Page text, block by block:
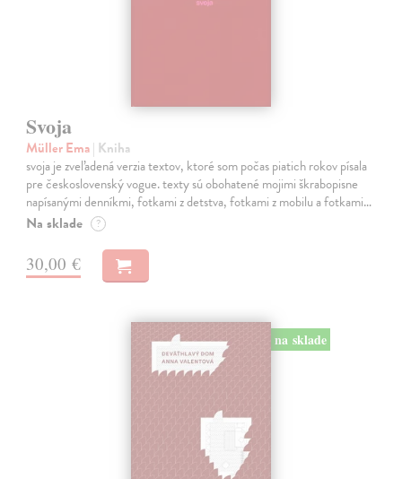
Svoja
Müller Ema| Kniha
svoja je zveľadená verzia textov, ktoré som počas piatich rokov písala
pre československý vogue. texty sú obohatené mojimi škrabopisne
napísanými denníkmi, fotkami z detstva, fotkami z mobilu a fotkami…
Na sklade ?
30,00 €
na sklade